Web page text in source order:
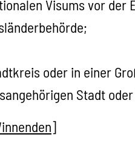
Visums vor
oder in einer
Stadt